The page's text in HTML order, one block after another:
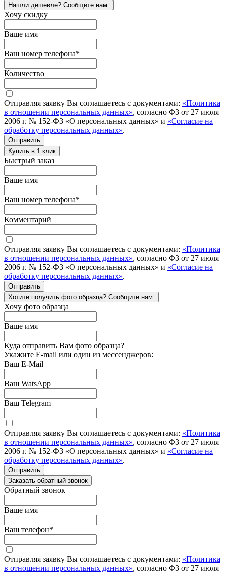
Нашли дешевле? Сообщите нам.
Хочу скидку
Ваше имя
Ваш номер телефона*
Количество
Отправляя заявку Вы соглашаетесь с документами: «Политика
в отношении персональных данных», согласно ФЗ от 27 июля
2006 г. № 152-ФЗ «О персональных данных» и «Согласие на
обработку персональных данных».
Отправить
Купить в 1 клик
Быстрый заказ
Ваше имя
Ваш номер телефона*
Комментарий
Отправляя заявку Вы соглашаетесь с документами: «Политика
в отношении персональных данных», согласно ФЗ от 27 июля
2006 г. № 152-ФЗ «О персональных данных» и «Согласие на
обработку персональных данных».
Отправить
Хотите получить фото образца? Сообщите нам.
Хочу фото образца
Ваше имя
Куда отправить Вам фото образца?
Укажите E-mail или один из мессенджеров:
Ваш E-Mail
Ваш WatsApp
Ваш Telegram
Отправляя заявку Вы соглашаетесь с документами: «Политика
в отношении персональных данных», согласно ФЗ от 27 июля
2006 г. № 152-ФЗ «О персональных данных» и «Согласие на
обработку персональных данных».
Отправить
Заказать обратный звонок
Обратный звонок
Ваше имя
Ваш телефон*
Отправляя заявку Вы соглашаетесь с документами: «Политика
в отношении персональных данных», согласно ФЗ от 27 июля